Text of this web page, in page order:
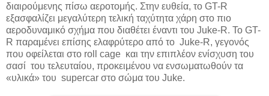
διαιρούμενης πίσω αεροτομής. Στην ευθεία, το GT-R
εξασφαλίζει μεγαλύτερη τελική ταχύτητα χάρη στο πιο
αεροδυναμικό σχήμα που διαθέτει έναντι του Juke-R. To GT-
R παραμένει επίσης ελαφρύτερο από τo Juke-R, γεγονός
που οφείλεται στο roll cage και την επιπλέον ενίσχυση του
σασί του τελευταίου, προκειμένου να ενσωματωθούν τα
«υλικά» του supercar στο σώμα του Juke.